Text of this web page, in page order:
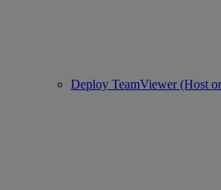
Deploy TeamViewer (Host